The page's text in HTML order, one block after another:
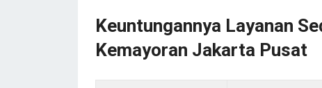
Keuntungannya Layanan
Kemayoran Jakarta Pusat